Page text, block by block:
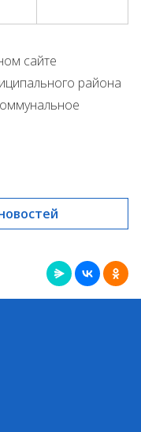
сайте
района